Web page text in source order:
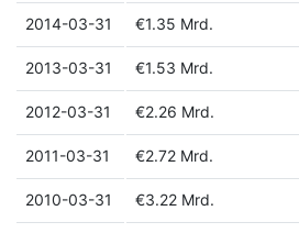
2014-03-31 €1.35 Mrd.
2013-03-31 €1.53 Mrd.
2012-03-31 €2.26 Mrd.
2011-03-31 €2.72 Mrd.
2010-03-31 €3.22 Mrd.